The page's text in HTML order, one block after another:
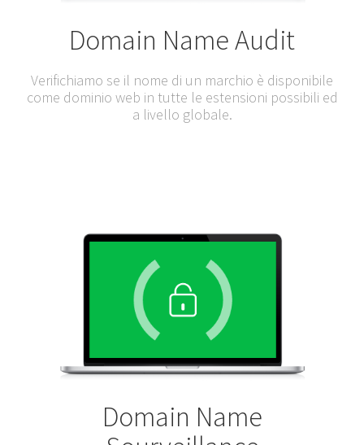
Domain NameAudit
Verifichiamo se il nome di un marchio è disponibile
come dominio web in tutte le estensioni possibili ed
a livello globale.
Domain Name